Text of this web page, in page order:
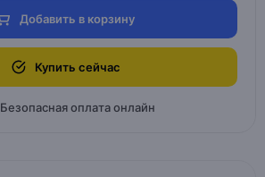
Добавить в корзину
Купить сейчас
Безопасная оплата онлайн